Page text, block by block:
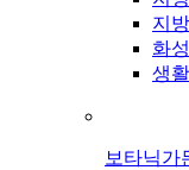
지
화
생
보타닉가